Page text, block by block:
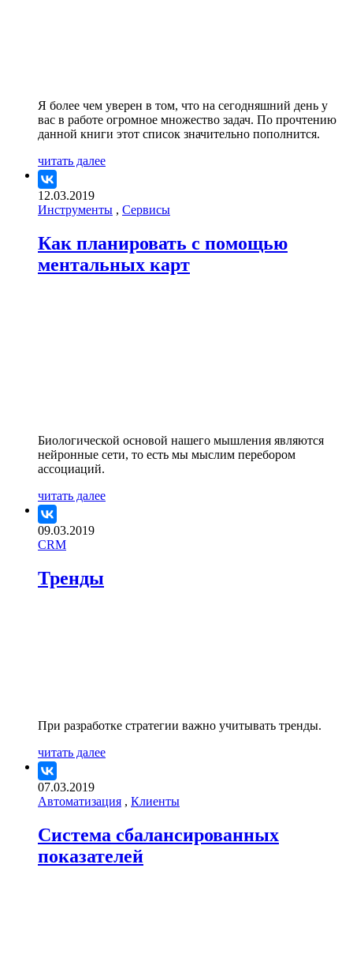
Я более чем уверен в том, что на сегодняшний день у
вас в работе огромное множество задач. По прочтению
данной книги этот список значительно пополнится.
читать далее
12.03.2019
Инструменты , Сервисы
Как планировать с помощью
ментальных карт
Биологической основой нашего мышления являются
нейронные сети, то есть мы мыслим перебором
ассоциаций.
читать далее
09.03.2019
CRM
Тренды
При разработке стратегии важно учитывать тренды.
читать далее
07.03.2019
Автоматизация , Клиенты
Система сбалансированных
показателей